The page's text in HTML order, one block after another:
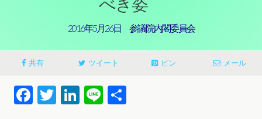
2016年5月26日 参議院内閣委員会
共有 ツイート ピン メール
Facebook
Twitter
LinkedIn
Line
有